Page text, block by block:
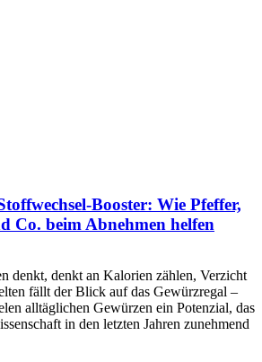
Booster: Wie Pfeffer,
Co. beim Abnehmen helfen
denkt, denkt an Kalorien zählen, Verzicht
fällt der Blick auf das Gewürzregal –
alltäglichen Gewürzen ein Potenzial, das
in den letzten Jahren zunehmend